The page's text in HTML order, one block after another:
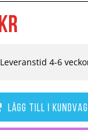
Lägg till i
Leveranstid 4-6